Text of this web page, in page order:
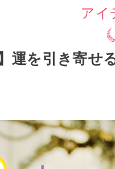
アイ
運を引き寄せ